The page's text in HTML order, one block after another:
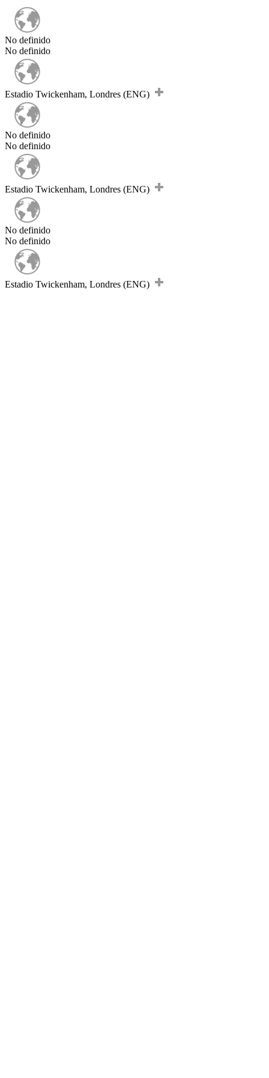
No definido
No definido
Estadio Twickenham, Londres (ENG)
No definido
No definido
Estadio Twickenham, Londres (ENG)
No definido
No definido
Estadio Twickenham, Londres (ENG)